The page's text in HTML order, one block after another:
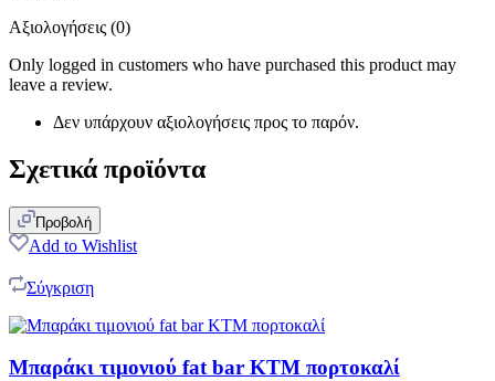
Αξιολογήσεις (0)
Only logged in customers who have purchased this product may
leave a review.
Δεν υπάρχουν αξιολογήσεις προς το παρόν.
Σχετικά προϊόντα
Προβολή
Add to Wishlist
Σύγκριση
Μπαράκι τιμονιού fat bar KTM πορτοκαλί